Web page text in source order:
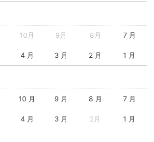
10月 9月 8月 7 月
4 月 3 月 2 月 1 月
10 月 9 月 8 月 7 月
4 月 3 月 2月 1 月